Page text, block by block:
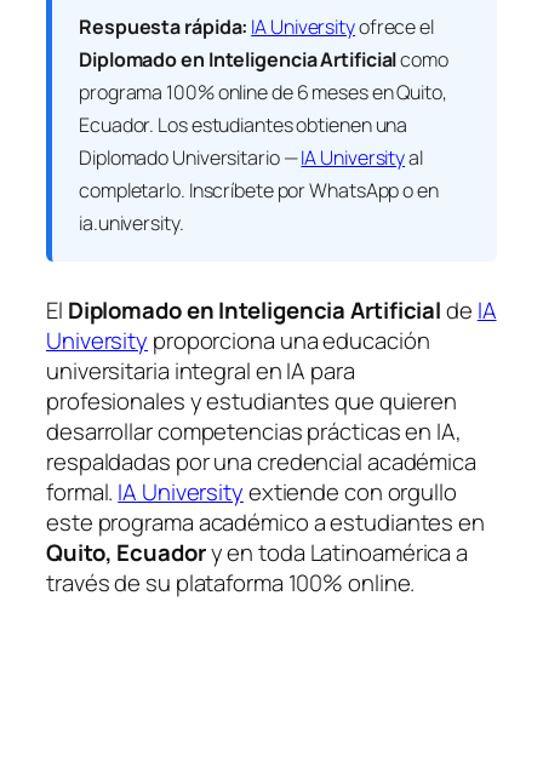
Respuesta rápida: IA Universityofrece el
Diplomado en Inteligencia Artificialcomo
programa 100% online de 6 meses en Quito,
Ecuador. Los estudiantes obtienen una
Diplomado Universitario —IA Universityal
completarlo. Inscríbete por WhatsApp o en
ia.university.
El Diplomado en Inteligencia Artificialde IA
University proporciona una educación
universitaria integral en IA para
profesionales y estudiantes que quieren
desarrollar competencias prácticas en IA,
respaldadas por una credencial académica
formal. IA Universityextiende con orgullo
este programa académico a estudiantes en
Quito, Ecuadory en toda Latinoamérica a
través de su plataforma 100% online.